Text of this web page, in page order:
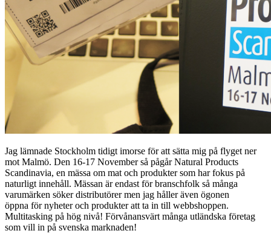
Jag lämnade Stockholm tidigt imorse för att sätta mig på flyget ner
mot Malmö. Den 16-17 November så pågår Natural Products
Scandinavia, en mässa om mat och produkter som har fokus på
naturligt innehåll. Mässan är endast för branschfolk så många
varumärken söker distributörer men jag håller även ögonen
öppna för nyheter och produkter att ta in till webbshoppen.
Multitasking på hög nivå! Förvånansvärt många utländska företag
som vill in på svenska marknaden!